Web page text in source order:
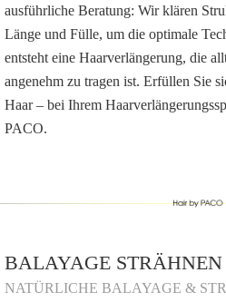
ausführliche Beratung: Wir klären
Länge und Fülle, um die optimale
entsteht eine Haarverlängerung, die
angenehm zu tragen ist. Erfüllen Sie
Haar – bei Ihrem
PACO.
BALAYAGE
NATÜRLICHE BALAYAGE &